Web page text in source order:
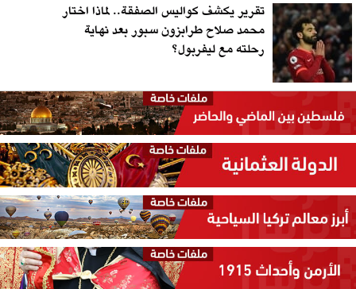
تقرير يكشف كواليس الصفقة.. لماذا اختار
محمد صلاح طرابزون سبور بعد نهاية
رحلته مع ليفربول؟